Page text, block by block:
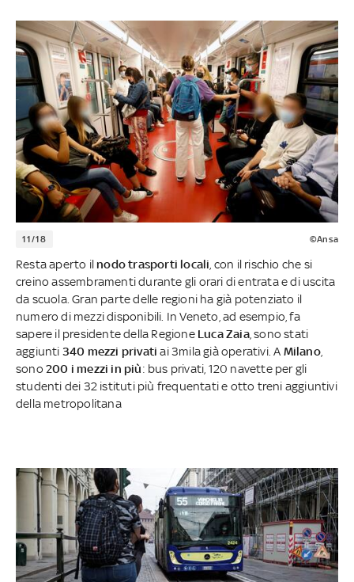
11/18 ©Ansa
Resta aperto il nodo trasporti locali , con il rischio che si
creino assembramenti durante gli orari di entrata e di uscita
da scuola. Gran parte delle regioni ha già potenziato il
numero di mezzi disponibili. In Veneto, ad esempio, fa
sapere il presidente della Regione Luca Zaia, sono stati
aggiunti 340 mezzi privatiai 3mila già operativi. A Milano,
sono 200 i mezzi in più: bus privati, 120 navette per gli
studenti dei 32 istituti più frequentati e otto treni aggiuntivi
della metropolitana